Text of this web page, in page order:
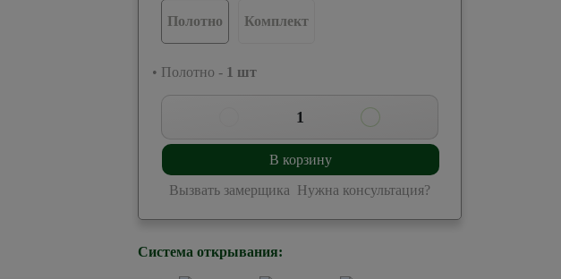
Полотно Комплект
• Полотно - 1 шт
1
В корзину
Вызвать замерщика Нужна консультация?
Система открывания: